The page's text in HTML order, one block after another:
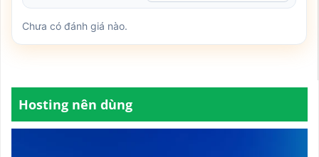
Chưa có đánh giá nào.
Hosting nên dùng